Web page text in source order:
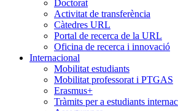
Doctorat
Activitat de transferència
Càtedres URL
Portal de recerca de la URL
Oficina de recerca i innovació
Internacional
Mobilitat estudiants
Mobilitat professorat i PTGAS
Erasmus+
Tràmits per a estudiants